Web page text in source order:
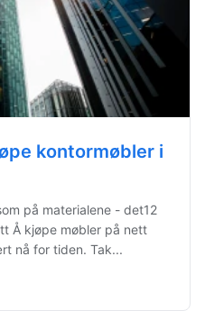
kontormøbler i
på materialene - det12
Å kjøpe møbler på nett
nå for tiden. Tak...